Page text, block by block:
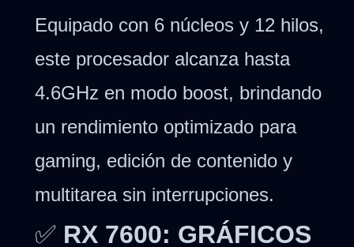
Equipado con 6 núcleos y 12 hilos,
este procesador alcanza hasta
4.6GHz en modo boost, brindando
un rendimiento optimizado para
gaming, edición de contenido y
multitarea sin interrupciones.
✅ RX 7600: GRÁFICOS